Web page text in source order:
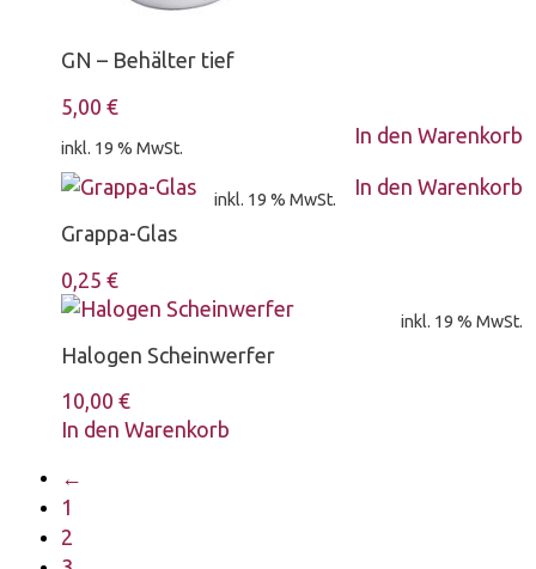
GN – Behälter tief
5,00€
inkl. 19 % MwSt.
In den Warenkorb
Grappa-Glas
0,25€
inkl. 19 % MwSt.
In den Warenkorb
Halogen Scheinwerfer
10,00€
inkl. 19 % MwSt.
In den Warenkorb
←
1
2